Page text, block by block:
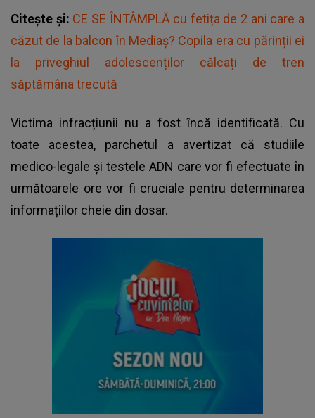
Citește și: CE SE ÎNTÂMPLĂ cu fetița de 2 ani care a
căzut de la balcon în Mediaș? Copila era cu părinții ei
la priveghiul adolescenților călcați de tren
săptămâna trecută
Victima infracțiunii nu a fost încă identificată. Cu
toate acestea, parchetul a avertizat că studiile
medico-legale și testele ADN care vor fi efectuate în
următoarele ore vor fi cruciale pentru determinarea
informațiilor cheie din dosar.